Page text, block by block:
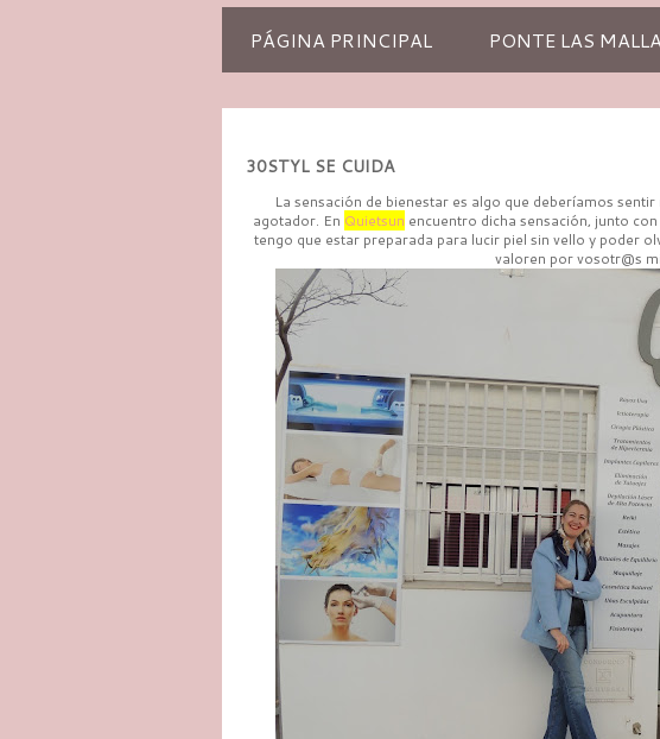
PÁGINA PRINCIPAL PONTE LAS
30STYL SE CUIDA
La sensación de bienestar es algo que deberíamos
agotador. En Quietsun encuentro dicha sensación, junto
tengo que estar preparada para lucir piel sin vello y poder
valoren por vosotr@s